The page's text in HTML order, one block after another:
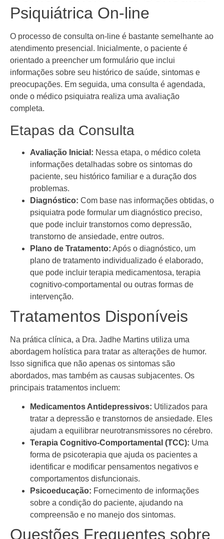
Psiquiátrica On-line
O processo de consulta on-line é bastante semelhante ao
atendimento presencial. Inicialmente, o paciente é
orientado a preencher um formulário que inclui
informações sobre seu histórico de saúde, sintomas e
preocupações. Em seguida, uma consulta é agendada,
onde o médico psiquiatra realiza uma avaliação
completa.
Etapas da Consulta
Avaliação Inicial: Nessa etapa, o médico coleta
informações detalhadas sobre os sintomas do
paciente, seu histórico familiar e a duração dos
problemas.
Diagnóstico: Com base nas informações obtidas, o
psiquiatra pode formular um diagnóstico preciso,
que pode incluir transtornos como depressão,
transtorno de ansiedade, entre outros.
Plano de Tratamento: Após o diagnóstico, um
plano de tratamento individualizado é elaborado,
que pode incluir terapia medicamentosa, terapia
cognitivo-comportamental ou outras formas de
intervenção.
Tratamentos Disponíveis
Na prática clínica, a Dra. Jadhe Martins utiliza uma
abordagem holística para tratar as alterações de humor.
Isso significa que não apenas os sintomas são
abordados, mas também as causas subjacentes. Os
principais tratamentos incluem:
Medicamentos Antidepressivos: Utilizados para
tratar a depressão e transtornos de ansiedade. Eles
ajudam a equilibrar neurotransmissores no cérebro.
Terapia Cognitivo-Comportamental (TCC): Uma
forma de psicoterapia que ajuda os pacientes a
identificar e modificar pensamentos negativos e
comportamentos disfuncionais.
Psicoeducação: Fornecimento de informações
sobre a condição do paciente, ajudando na
compreensão e no manejo dos sintomas.
Questões Frequentes sobre